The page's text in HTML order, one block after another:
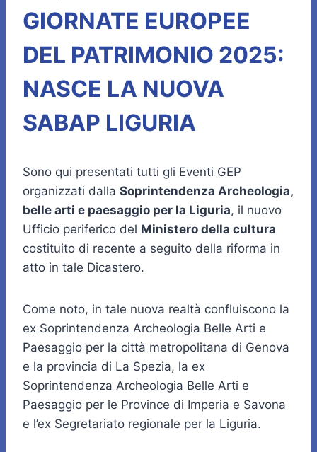
GIORNATE EUROPEE
DEL PATRIMONIO 2025:
NASCE LA NUOVA
SABAP LIGURIA
Sono qui presentati tutti gli Eventi GEP
organizzati dalla Soprintendenza Archeologia,
belle arti e paesaggio per la Liguria, il nuovo
Ufficio periferico del Ministero della cultura
costituito di recente a seguito della riforma in
atto in tale Dicastero.
Come noto, in tale nuova realtà confluiscono la
ex Soprintendenza Archeologia Belle Arti e
Paesaggio per la città metropolitana di Genova
e la provincia di La Spezia, la ex
Soprintendenza Archeologia Belle Arti e
Paesaggio per le Province di Imperia e Savona
e l’ex Segretariato regionale per la Liguria.